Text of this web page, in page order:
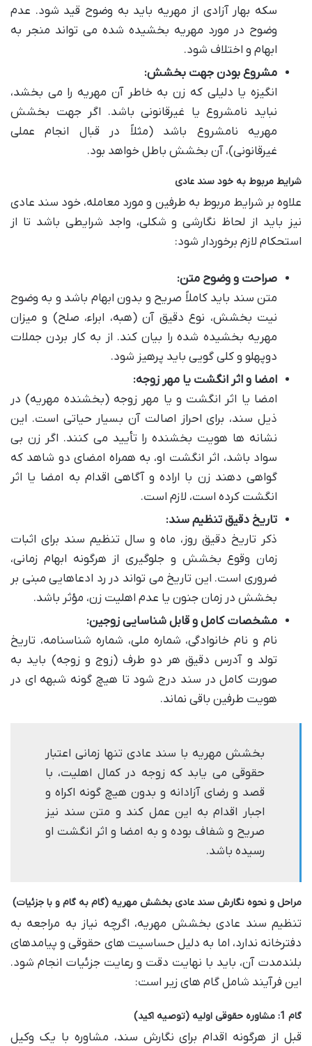
سکه بهار آزادی از مهریه باید به وضوح قید شود. عدم
وضوح در مورد مهریه بخشیده شده می تواند منجر به
ابهام و اختلاف شود.
مشروع بودن جهت بخشش:
انگیزه یا دلیلی که زن به خاطر آن مهریه را می بخشد،
نباید نامشروع یا غیرقانونی باشد. اگر جهت بخشش
مهریه نامشروع باشد (مثلاً در قبال انجام عملی
غیرقانونی)، آن بخشش باطل خواهد بود.
شرایط مربوط به خود سند عادی
علاوه بر شرایط مربوط به طرفین و مورد معامله، خود سند عادی
نیز باید از لحاظ نگارشی و شکلی، واجد شرایطی باشد تا از
استحکام لازم برخوردار شود:
صراحت و وضوح متن:
متن سند باید کاملاً صریح و بدون ابهام باشد و به وضوح
نیت بخشش، نوع دقیق آن (هبه، ابراء، صلح) و میزان
مهریه بخشیده شده را بیان کند. از به کار بردن جملات
دوپهلو و کلی گویی باید پرهیز شود.
امضا و اثر انگشت یا مهر زوجه:
امضا یا اثر انگشت و یا مهر زوجه (بخشنده مهریه) در
ذیل سند، برای احراز اصالت آن بسیار حیاتی است. این
نشانه ها هویت بخشنده را تأیید می کنند. اگر زن بی
سواد باشد، اثر انگشت او، به همراه امضای دو شاهد که
گواهی دهند زن با اراده و آگاهی اقدام به امضا یا اثر
انگشت کرده است، لازم است.
تاریخ دقیق تنظیم سند:
ذکر تاریخ دقیق روز، ماه و سال تنظیم سند برای اثبات
زمان وقوع بخشش و جلوگیری از هرگونه ابهام زمانی،
ضروری است. این تاریخ می تواند در رد ادعاهایی مبنی بر
بخشش در زمان جنون یا عدم اهلیت زن، مؤثر باشد.
مشخصات کامل و قابل شناسایی زوجین:
نام و نام خانوادگی، شماره ملی، شماره شناسنامه، تاریخ
تولد و آدرس دقیق هر دو طرف (زوج و زوجه) باید به
صورت کامل در سند درج شود تا هیچ گونه شبهه ای در
هویت طرفین باقی نماند.
بخشش مهریه با سند عادی تنها زمانی اعتبار
حقوقی می یابد که زوجه در کمال اهلیت، با
قصد و رضای آزادانه و بدون هیچ گونه اکراه و
اجبار اقدام به این عمل کند و متن سند نیز
صریح و شفاف بوده و به امضا و اثر انگشت او
رسیده باشد.
مراحل و نحوه نگارش سند عادی بخشش مهریه (گام به گام و با جزئیات)
تنظیم سند عادی بخشش مهریه، اگرچه نیاز به مراجعه به
دفترخانه ندارد، اما به دلیل حساسیت های حقوقی و پیامدهای
بلندمدت آن، باید با نهایت دقت و رعایت جزئیات انجام شود.
این فرآیند شامل گام های زیر است:
گام 1: مشاوره حقوقی اولیه (توصیه اکید)
قبل از هرگونه اقدام برای نگارش سند، مشاوره با یک وکیل